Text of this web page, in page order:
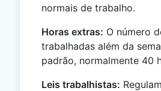
normais de trabalho.
Horas extras: O número
trabalhadas além da
padrão, normalmente 40
Leis trabalhistas: